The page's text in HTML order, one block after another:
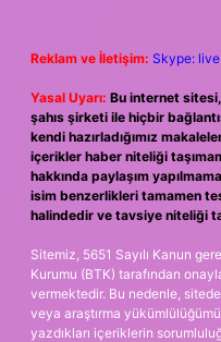
Reklam ve İletişim: Skype:
Yasal Uyarı: Bu internet
şahıs şirketi ile hiçbir
kendi hazırladığımız
içerikler haber niteliği
hakkında paylaşım
isim benzerlikleri tamamen
halindedir ve tavsiye niteliği
Sitemiz, 5651 Sayılı Kanun
Kurumu (BTK) tarafından
vermektedir. Bu nedenle,
veya araştırma
yazdıkları içeriklerin